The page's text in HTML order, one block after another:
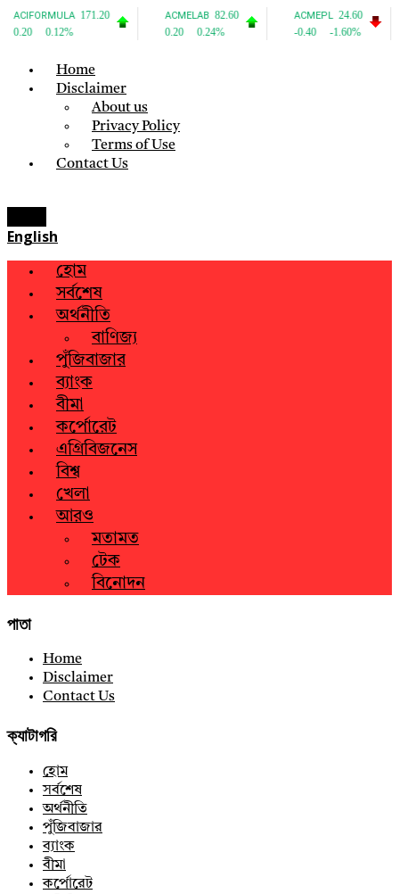
Home
Disclaimer
About us
Privacy Policy
Terms of Use
Contact Us
English
হোম
সর্বশেষ
অর্থনীতি
বাণিজ্য
পুঁজিবাজার
ব্যাংক
বীমা
কর্পোরেট
এগ্রিবিজনেস
বিশ্ব
খেলা
আরও
মতামত
টেক
বিনোদন
পাতা
Home
Disclaimer
Contact Us
ক্যাটাগরি
হোম
সর্বশেষ
অর্থনীতি
পুঁজিবাজার
ব্যাংক
বীমা
কর্পোরেট